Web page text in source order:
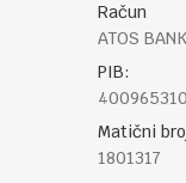
Račun
ATOS
PIB:
Matični
1801317